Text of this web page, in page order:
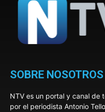
SOBRE NOSOTROS
NTV es un portal y canal de
por el periodista Antonio